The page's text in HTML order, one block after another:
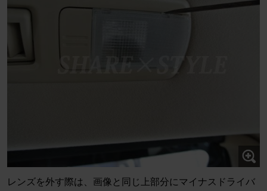
レンズを外す際は、画像と同じ上部分にマイナスドライバ